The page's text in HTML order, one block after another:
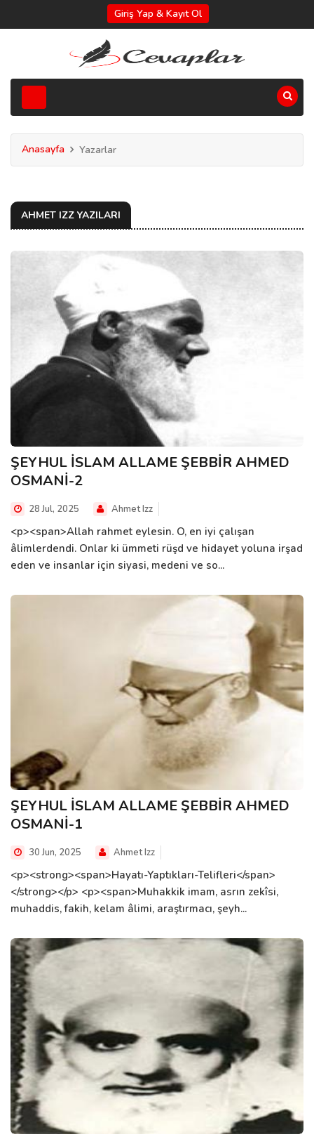
Giriş Yap & Kayıt Ol
Anasayfa Yazarlar
AHMET IZZ YAZILARI
ŞEYHUL İSLAM ALLAME ŞEBBİR AHMED
OSMANİ-2
28 Jul, 2025 Ahmet Izz
<p><span>Allah rahmet eylesin. O, en iyi çalışan
âlimlerdendi. Onlar ki ümmeti rüşd ve hidayet yoluna irşad
eden ve insanlar için siyasi, medeni ve so...
ŞEYHUL İSLAM ALLAME ŞEBBİR AHMED
OSMANİ-1
30 Jun, 2025 Ahmet Izz
<p><strong><span>Hayatı-Yaptıkları-Telifleri</span>
</strong></p> <p><span>Muhakkik imam, asrın zekîsi,
muhaddis, fakih, kelam âlimi, araştırmacı, şeyh...